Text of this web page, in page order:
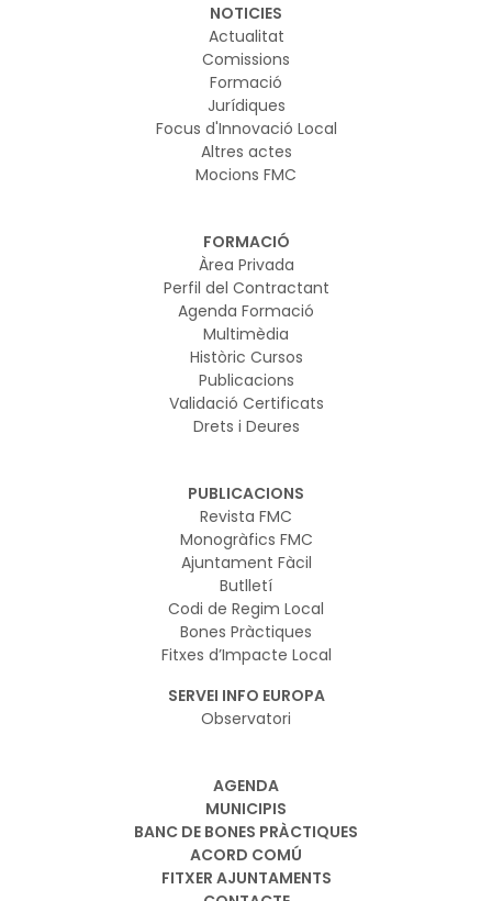
NOTICIES
Actualitat
Comissions
Formació
Jurídiques
Focus d'Innovació Local
Altres actes
Mocions FMC
FORMACIÓ
Àrea Privada
Perfil del Contractant
Agenda Formació
Multimèdia
Històric Cursos
Publicacions
Validació Certificats
Drets i Deures
PUBLICACIONS
Revista FMC
Monogràfics FMC
Ajuntament Fàcil
Butlletí
Codi de Regim Local
Bones Pràctiques
Fitxes d’Impacte Local
SERVEI INFO EUROPA
Observatori
AGENDA
MUNICIPIS
BANC DE BONES PRÀCTIQUES
ACORD COMÚ
FITXER AJUNTAMENTS